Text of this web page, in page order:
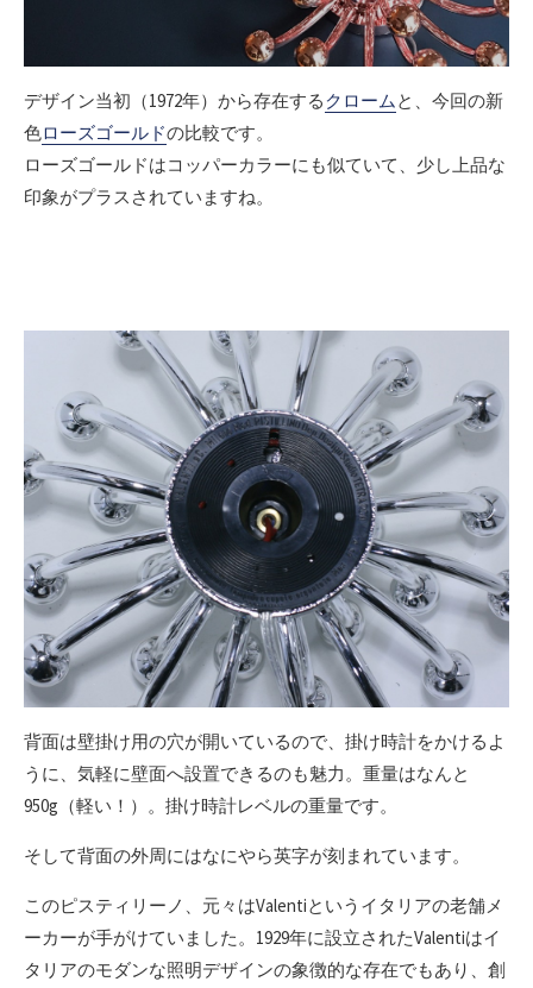
デザイン当初（1972年）から存在する クローム と、今回の新
色ローズゴールドの比較です。
ローズゴールドはコッパーカラーにも似ていて、少し上品な
印象がプラスされていますね。
背面は壁掛け用の穴が開いているので、掛け時計をかけるよ
うに、気軽に壁面へ設置できるのも魅力。重量はなんと
950g（軽い！）。掛け時計レベルの重量です。
そして背面の外周にはなにやら英字が刻まれています。
このピスティリーノ、元々はValentiというイタリアの老舗メ
ーカーが手がけていました。1929年に設立されたValentiはイ
タリアのモダンな照明デザインの象徴的な存在でもあり、創